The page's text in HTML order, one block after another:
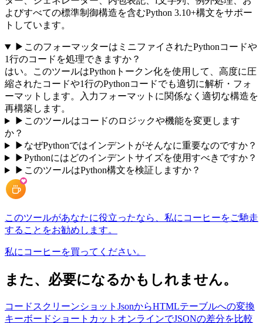
よびすべての標準制御構造を含むPython 3.10+構文をサポー
トしています。
▶ このフォーマッターはミニファイされたPythonコードや
1行のコードを処理できますか？
はい。このツールはPythonトークン化を使用して、高度に圧
縮されたコードや1行のPythonコードでも適切に解析・フォ
ーマットします。入力フォーマットに関係なく適切な構造を
再構築します。
▶ このツールはコードのロジックや機能を変更します
か？
▶ なぜPythonではインデントがそんなに重要なのですか？
▶Pythonにはどのインデントサイズを使用すべきですか？
▶ このツールはPython構文を検証しますか？
このツールがあなたに役立ったなら、私にコーヒーをご馳走
することをお勧めします。
私にコーヒーを買ってください。
また、必要になるかもしれません。
コードスクリーンショット JsonからHTMLテーブルへの変換
キーボードショートカット オンラインでJSONの差分を比較